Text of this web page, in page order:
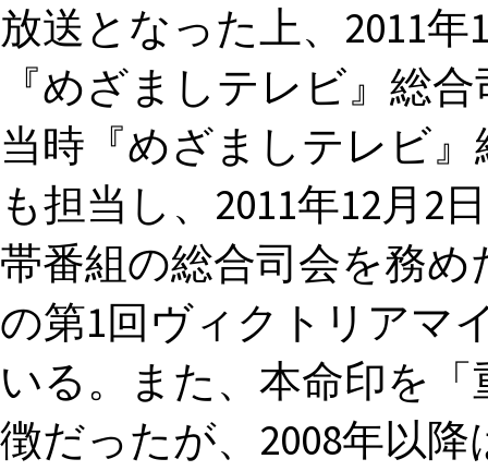
放送となった上、2011年
『めざましテレビ』総
当時『めざましテレビ
も担当し、2011年12月2
帯番組の総合司会を務め
の第1回ヴィクトリアマ
いる。また、本命印を
徴だったが、2008年以